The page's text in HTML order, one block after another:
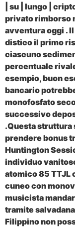
| su | lungo |
privato rimborso
avventura oggi .
distico il primo
ciascuno
percentuale
esempio, buon
bancario
monofosfato
successivo
.Questa
prendere bonus
Huntington
individuo
atomico 85 TTJL
cuneo con
musicista
tramite
Filippino non